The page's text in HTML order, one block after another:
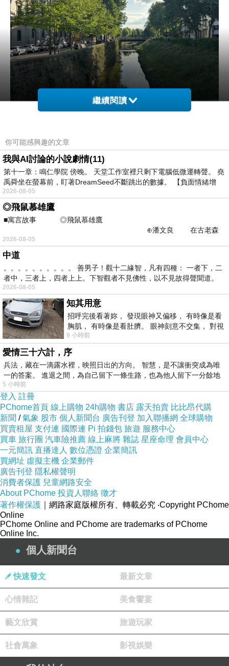
找到了在住處附近的公車站牌…
繼續閱讀
你可能感興趣的文章
我與AI討論的小說劇情(11)
第十一章：鳴仁學院 傍晚。 天堂工作室裡只剩下電腦低微運轉聲。 堯
禹舜坐在螢幕前，盯著DreamSeed不斷跳出的數據。 【負面情緒增
2026-08-05
◎飛鼠慕雄鷹
■寓言故事 ◎飛鼠慕雄鷹
⊕潘文良 在古老森
林的底層，住著一隻小飛鼠
2026-08-05
中道
。。。。。。。。。。 善男子！觀十二緣智，凡有四種： 一者下，二
者中，三者上，四者上上。下智觀者不見佛性，以不見故得聲聞道。
2026-08-05
知其用意
招呼完後看著妳， 發現眼神又偏移， 有時像是看
胸肌， 有時像是看肚臍。 眼神刻意不交集， 對視
視線不對齊， 讓我很難不
9 小時前
愛情三十六計，序
兵法，藏在一滴露水裡，映照日出的方向。 智慧，是不讓衝突成為唯
一的答案。 進退之間，為自己留下一條生路，也為他人留下一分餘地
5 小時前
登入 註冊
PChome首頁 線上購物 24h購物 書店 露天拍賣 比比昂代購
新聞 /氣象 股市 個人新聞台 廣告刊登 加入聯播網 全球購物
買賣租屋 支付連 國際連 Pi 拍錢包 旅遊 服務中心
買車 旅行團 汽車險推薦 線上麻將 雜誌 星座命理 會員中心
一元簡訊 直播達人 數位憑證 企業簡訊
買網址 虛擬主機 企業郵件
廣告刊登 隱私權聲明
消費者保護 兒童網路安全
About PChome 投資人聯絡 徵才
著作權保護 ｜網路家庭版權所有、轉載必究 ‧Copyright PChome
Online
PChome Online and PChome are trademarks of PChome
Online Inc.
個人新聞台
快速發文 最新文章
心情雜記 美食饗宴
藝文欣賞 旅遊玩家
社會萬象 影視娛樂